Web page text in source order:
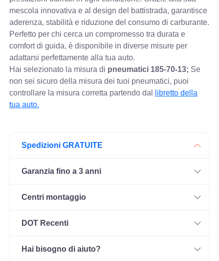
mescola innovativa e al design del battistrada, garantisce
aderenza, stabilità e riduzione del consumo di carburante.
Perfetto per chi cerca un compromesso tra durata e
comfort di guida, è disponibile in diverse misure per
adattarsi perfettamente alla tua auto.
Hai selezionato la misura di pneumatici 185-70-13; Se
non sei sicuro della misura dei tuoi pneumatici, puoi
controllare la misura corretta partendo dal
libretto della
tua auto.
Spedizioni GRATUITE
Garanzia fino a 3 anni
Centri montaggio
DOT Recenti
Hai bisogno di aiuto?